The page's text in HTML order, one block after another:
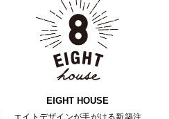
EIGHT HOUSE
エイトデザインが手がける新築注